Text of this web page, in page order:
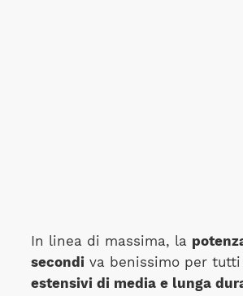
In linea di massima, la
secondiva benissimo per tutti
estensivi di media e lunga